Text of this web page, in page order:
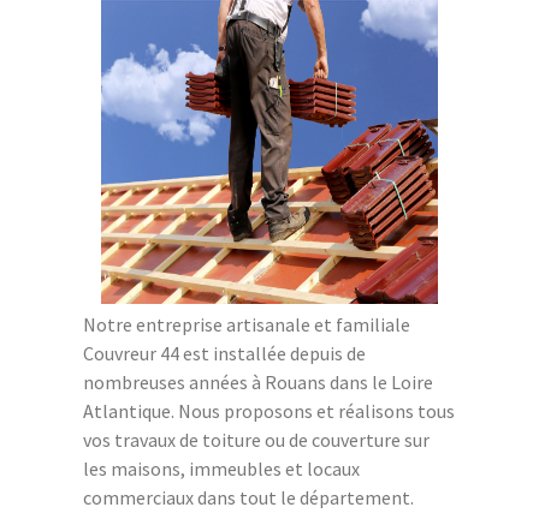
Notre entreprise artisanale et familiale
Couvreur 44 est installée depuis de
nombreuses années à Rouans dans le Loire
Atlantique. Nous proposons et réalisons tous
vos travaux de toiture ou de couverture sur
les maisons, immeubles et locaux
commerciaux dans tout le département.